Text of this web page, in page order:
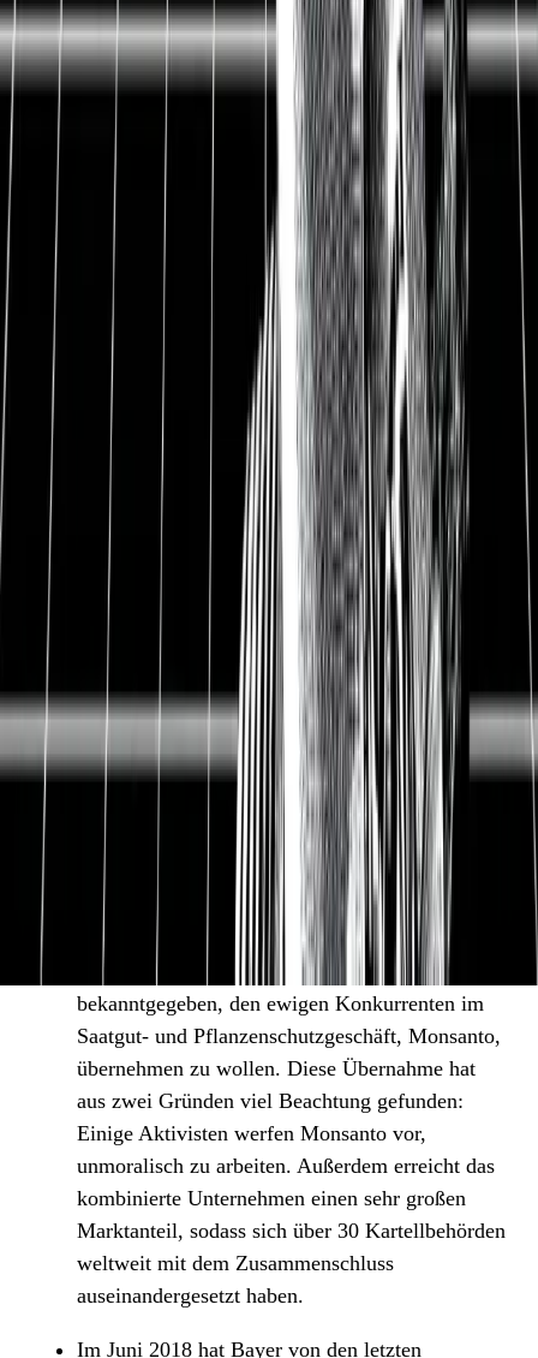
wertvollsten deutschen Unternehmen mit 150-
jähriger Geschichte.
Aufgrund der seit 2003 stetig steigenden
Dividende und der verlässlichen
Gewinnentwicklung der letzten Jahre ist die
Bayer AG bei vielen Anlegern ein sehr beliebtes
Unternehmen.
Unter dem Motto „Science for a better life“
entwickelt die Bayer AG mit über 15.000
Forschern und Entwicklern permanent neue
Produkte und Lösungen, die unser Leben
verbessern.
In der Gesundheitssparte werden neue
Medikamente entwickelt, die uns ein längeres
und gesünderes Leben ermöglichen sollen. In der
Agrarsparte entwickelt, produziert und vertreibt
Bayer Saatgut und Pflanzenschutzmittel, um eine
steigende Weltbevölkerung mit nachhaltigen und
robusten Nahrungsmitteln zu erschwinglichen
Preisen versorgen zu können. Mit einem
Investment in Bayer können wir Anleger von
diesen Megatrends langfristig profitieren.
Bayer hat sich im Laufe der Jahre durch hohe
moralische Standards und die Beachtung von
Umwelt- und Nachhaltigkeitsaspekten einen sehr
guten Ruf erarbeitet.
Im Sommer 2016 hat Bayer überraschend
bekanntgegeben, den ewigen Konkurrenten im
Saatgut- und Pflanzenschutzgeschäft, Monsanto,
übernehmen zu wollen. Diese Übernahme hat
aus zwei Gründen viel Beachtung gefunden:
Einige Aktivisten werfen Monsanto vor,
unmoralisch zu arbeiten. Außerdem erreicht das
kombinierte Unternehmen einen sehr großen
Marktanteil, sodass sich über 30 Kartellbehörden
weltweit mit dem Zusammenschluss
auseinandergesetzt haben.
Im Juni 2018 hat Bayer von den letzten